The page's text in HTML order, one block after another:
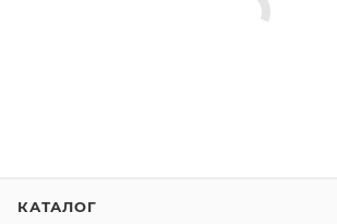
КАТАЛОГ